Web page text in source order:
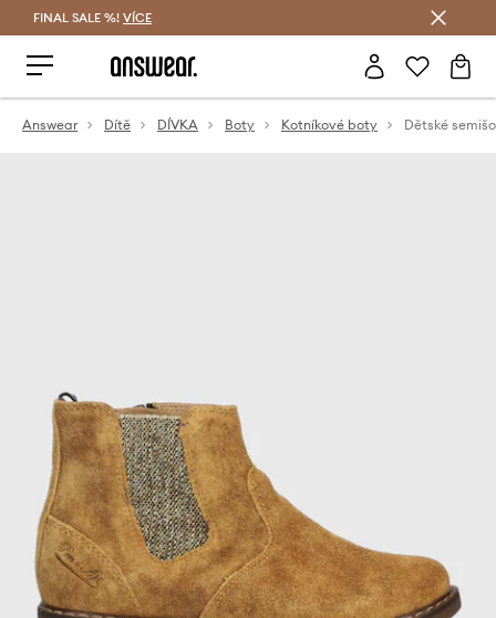
FINAL SALE %! VÍCE
Answear Dítě DÍVKA Boty Kotníkové boty